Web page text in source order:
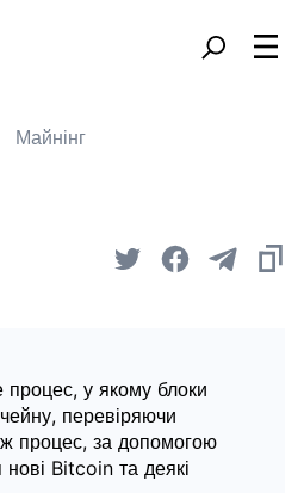
Майнінг
процес, у якому блоки
перевіряючи
процес, за допомогою
Bitcoin та деякі